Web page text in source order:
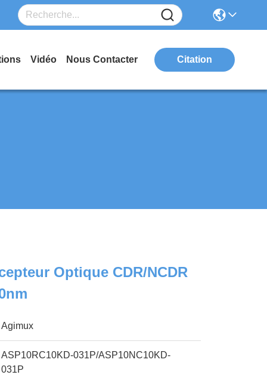
Vidéo Nous Contacter Citation
Optique CDR/NCDR
Agimux
ASP10RC10KD-031P/ASP10NC10KD-
031P